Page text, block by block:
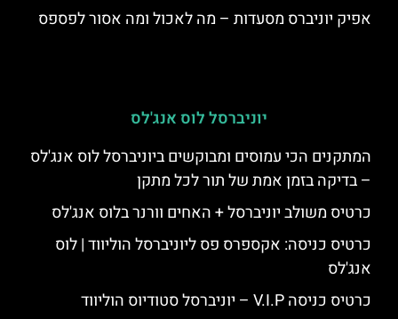
אפיק יוניברס מסעדות – מה לאכול ומה אסור לפספס
יוניברסל לוס אנג'לס
המתקנים הכי עמוסים ומבוקשים ביוניברסל לוס אנג'לס
– בדיקה בזמן אמת של תור לכל מתקן
כרטיס משולב יוניברסל + האחים וורנר בלוס אנג'לס
כרטיס כניסה: אקספרס פס ליוניברסל הוליווד | לוס
אנג'לס
כרטיס כניסה V.I.P – יוניברסל סטודיוס הוליווד